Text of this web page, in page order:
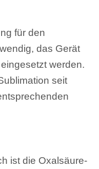
für den
das Gerät
werden.
seit
ist die Oxalsäure-